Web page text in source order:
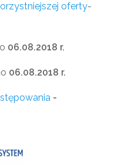
oferty-
06.08.2018 r.
06.08.2018 r.
-